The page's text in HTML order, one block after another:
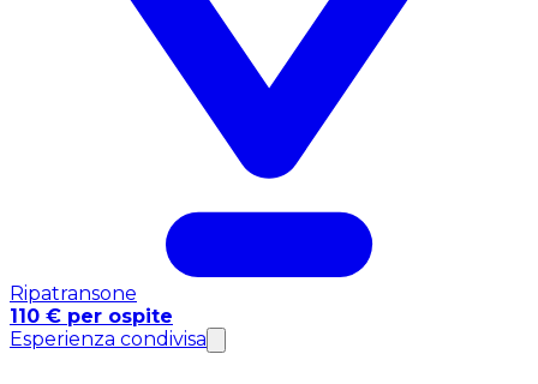
Ripatransone
110 € per ospite
Esperienza condivisa